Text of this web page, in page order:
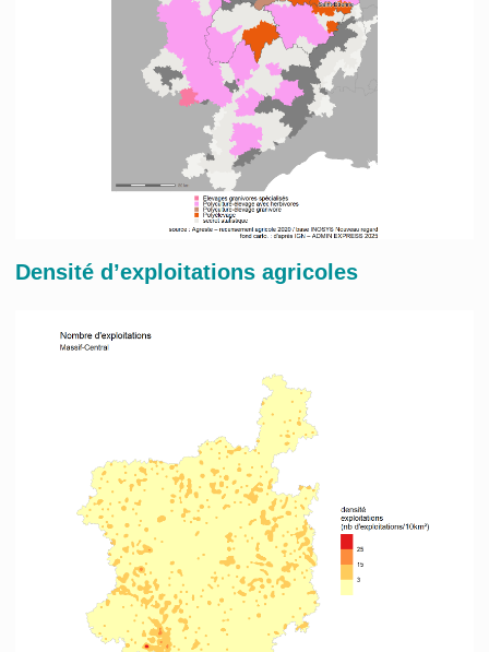
Densité d’exploitations agricoles